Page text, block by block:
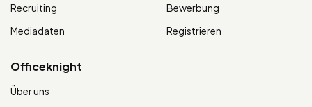
Recruiting
Mediadaten
Bewerbung
Registrieren
Officeknight
Über uns